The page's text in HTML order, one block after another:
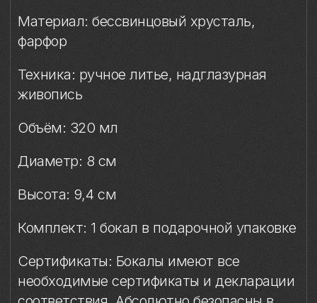
Подарочная упаковка входит
в стоимость изделия.
Сертификация и
Особое внимание к